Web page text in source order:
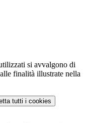
si avvalgono di
finalità illustrate nella
tutti i cookies